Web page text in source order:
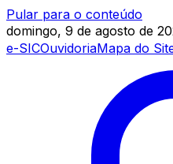
Pular para o conteúdo
domingo, 9 de agosto de
e-SICOuvidoriaMapa do